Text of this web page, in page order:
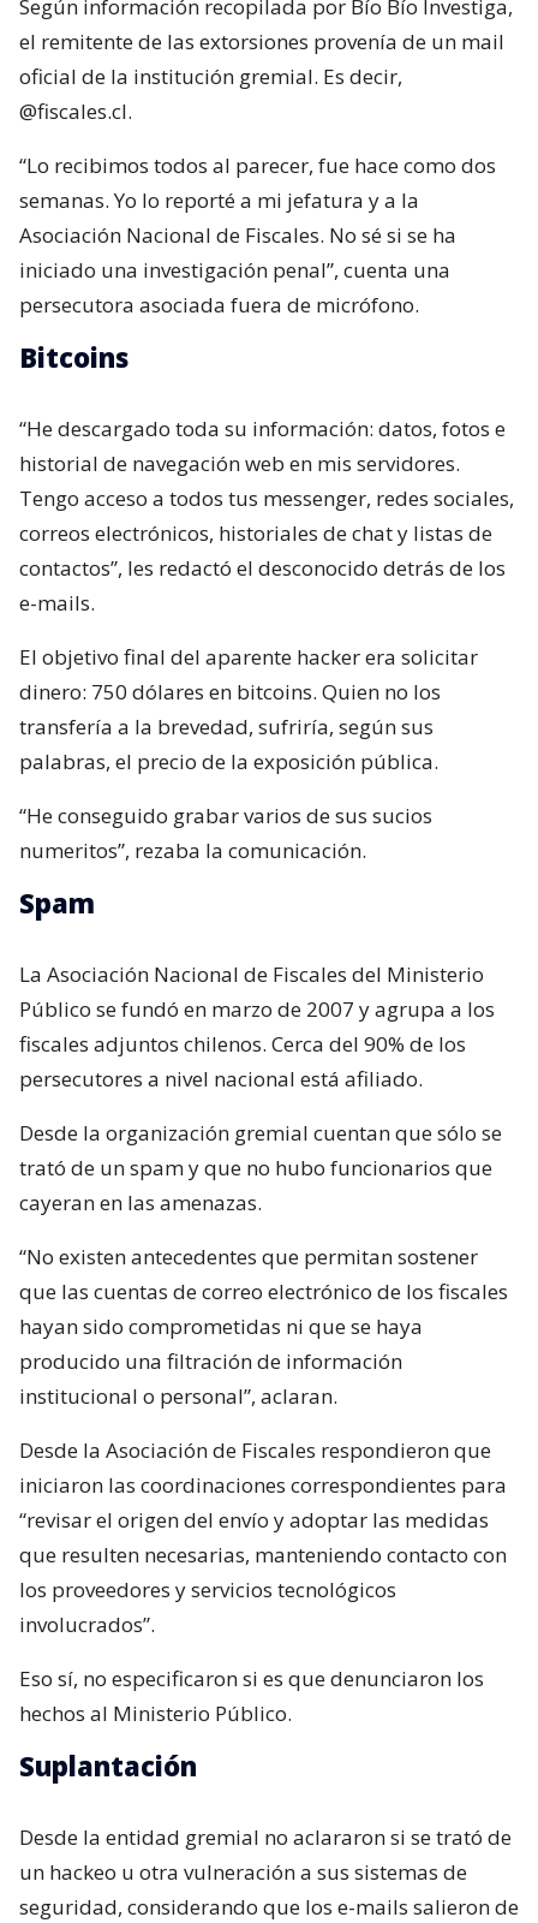
Según información recopilada por Bío Bío Investiga,
el remitente de las extorsiones provenía de un mail
oficial de la institución gremial. Es decir,
@fiscales.cl.
“Lo recibimos todos al parecer, fue hace como dos
semanas. Yo lo reporté a mi jefatura y a la
Asociación Nacional de Fiscales. No sé si se ha
iniciado una investigación penal”, cuenta una
persecutora asociada fuera de micrófono.
Bitcoins
“He descargado toda su información: datos, fotos e
historial de navegación web en mis servidores.
Tengo acceso a todos tus messenger, redes sociales,
correos electrónicos, historiales de chat y listas de
contactos”, les redactó el desconocido detrás de los
e-mails.
El objetivo final del aparente hacker era solicitar
dinero: 750 dólares en bitcoins. Quien no los
transfería a la brevedad, sufriría, según sus
palabras, el precio de la exposición pública.
“He conseguido grabar varios de sus sucios
numeritos”, rezaba la comunicación.
Spam
La Asociación Nacional de Fiscales del Ministerio
Público se fundó en marzo de 2007 y agrupa a los
fiscales adjuntos chilenos. Cerca del 90% de los
persecutores a nivel nacional está afiliado.
Desde la organización gremial cuentan que sólo se
trató de un spam y que no hubo funcionarios que
cayeran en las amenazas.
“No existen antecedentes que permitan sostener
que las cuentas de correo electrónico de los fiscales
hayan sido comprometidas ni que se haya
producido una filtración de información
institucional o personal”, aclaran.
Desde la Asociación de Fiscales respondieron que
iniciaron las coordinaciones correspondientes para
“revisar el origen del envío y adoptar las medidas
que resulten necesarias, manteniendo contacto con
los proveedores y servicios tecnológicos
involucrados”.
Eso sí, no especificaron si es que denunciaron los
hechos al Ministerio Público.
Suplantación
Desde la entidad gremial no aclararon si se trató de
un hackeo u otra vulneración a sus sistemas de
seguridad, considerando que los e-mails salieron de